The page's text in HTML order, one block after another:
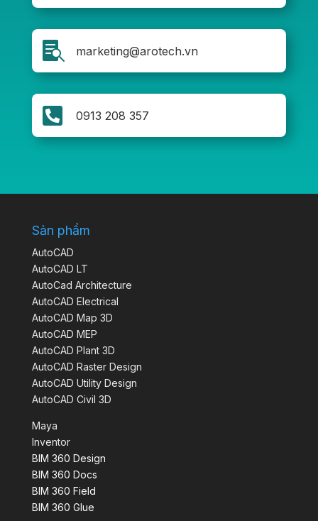
 marketing@arotech.vn
 0913 208 357
Sản phẩm
AutoCAD
AutoCAD LT
AutoCad Architecture
AutoCAD Electrical
AutoCAD Map 3D
AutoCAD MEP
AutoCAD Plant 3D
AutoCAD Raster Design
AutoCAD Utility Design
AutoCAD Civil 3D
Maya
Inventor
BIM 360 Design
BIM 360 Docs
BIM 360 Field
BIM 360 Glue